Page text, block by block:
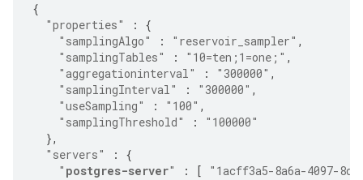
{
"properties"
:
{
"samplingAlgo"
: "reservoir_sampler" ,
"samplingTables"
: "10=ten;1=one;" ,
"aggregationinterval"
: "300000" ,
"samplingInterval"
: "300000" ,
"useSampling"
: "100" ,
"samplingThreshold"
:
"100000"
},
"servers"
:
{
" postgres-server" : [
"1acff3a5-8a6a-4097-